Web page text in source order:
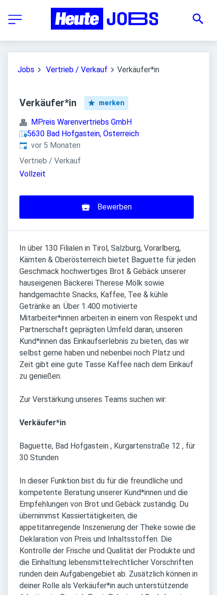
Jobs Vertrieb / Verkauf Verkäufer*in
Verkäufer*in merken
MPreis Warenvertriebs GmbH
5630 Bad Hofgastein, Österreich
Veröffentlicht:
vor 5 Monaten
Vertrieb / Verkauf
Vollzeit
Bewerben
In über 130 Filialen in Tirol, Salzburg, Vorarlberg,
Kärnten & Oberösterreich bietet Baguette für jeden
Geschmack hochwertiges Brot & Gebäck unserer
hauseigenen Bäckerei Therese Mölk sowie
handgemachte Snacks, Kaffee, Tee & kühle
Getränke an. Über 1.400 motivierte
Mitarbeiter*innen arbeiten in einem von Respekt und
Partnerschaft geprägten Umfeld daran, unseren
Kund*innen das Einkaufserlebnis zu bieten, das wir
selbst gerne haben und nebenbei noch Platz und
Zeit gibt eine gute Tasse Kaffee nach dem Einkauf
zu genießen.
Zur Verstärkung unseres Teams suchen wir:
Verkäufer*in
Baguette, Bad Hofgastein , Kurgartenstraße 12 , für
30 Stunden
In dieser Funktion bist du für die freundliche und
kompetente Beratung unserer Kund*innen und die
Empfehlungen von Brot und Gebäck zuständig. Du
übernimmst Kassiertätigkeiten, die
appetitanregende Inszenierung der Theke sowie die
Deklaration von Preis und Inhaltsstoffen. Die
Kontrolle der Frische und Qualität der Produkte und
die Einhaltung lebensmittelrechtlicher Vorschriften
runden dein Aufgabengebiet ab. Zusätzlich können in
deiner Rolle als Verkäufer*in auch unterstützende